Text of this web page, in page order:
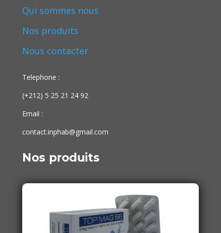
Qui sommes nous
Nos produits
Nous contacter
Telephone :
(+212) 5 25 21 24 92
Email :
contact.inphab@gmail.com
Nos produits